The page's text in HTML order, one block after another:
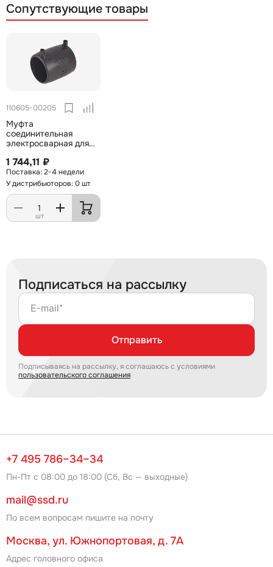
Сопутствующие товары
110605-00205
Муфта
соединительная
электросварная для
1 744,11 ₽
2-4 недели
У дистрибьюторов: 0 шт
шт
Подписаться на рассылку
E-mail*
Отправить
Подписываясь на рассылку, я соглашаюсь с условиями
пользовательского соглашения
+7 495 786–34–34
Пн-Пт с 08:00 до 18:00 (Сб, Вс — выходные)
mail@ssd.ru
По всем вопросам пишите на почту
Москва, ул. Южнопортовая, д. 7А
Адрес головного офиса